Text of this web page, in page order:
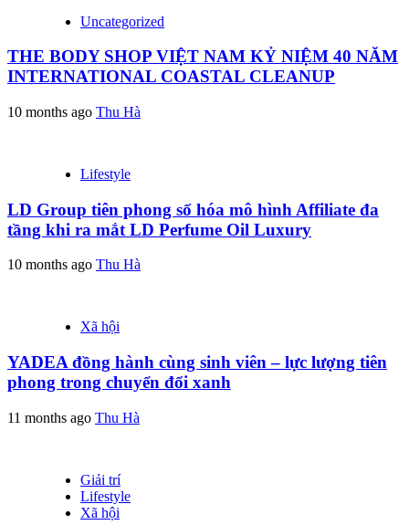
Uncategorized
THE BODY SHOP VIỆT NAM KỶ NIỆM 40 NĂM
INTERNATIONAL COASTAL CLEANUP
10 months ago Thu Hà
Lifestyle
LD Group tiên phong số hóa mô hình Affiliate đa
tầng khi ra mắt LD Perfume Oil Luxury
10 months ago Thu Hà
Xã hội
YADEA đồng hành cùng sinh viên – lực lượng tiên
phong trong chuyển đổi xanh
11 months ago Thu Hà
Giải trí
Lifestyle
Xã hội